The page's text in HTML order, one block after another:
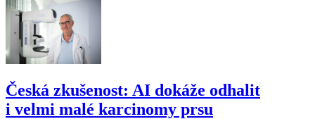
Česká zkušenost: AI dokáže odhalit
i velmi malé karcinomy prsu